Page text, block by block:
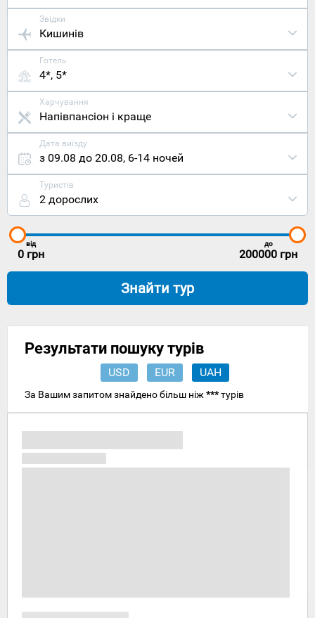
Звідки
Кишинів
Готель
4*, 5*
Харчування
Напівпансіон і краще
Дата виїзду
з 09.08 до 20.08, 6-14 ночей
Туристів
2 дорослих
від
0 грн
до
200000 грн
Знайти тур
Результати пошуку турів
USD EUR UAH
За Вашим запитом знайдено більш ніж ***турів